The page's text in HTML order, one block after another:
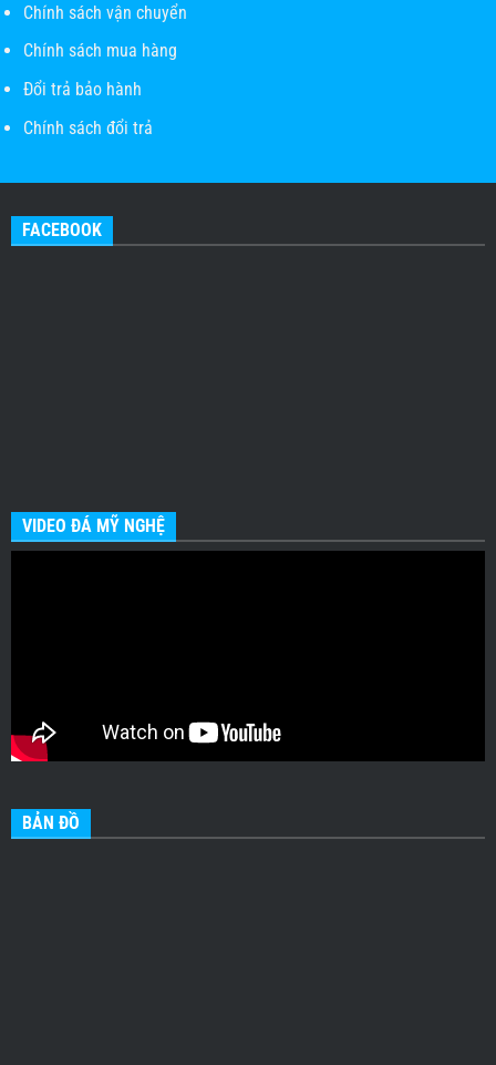
Chính sách vận chuyển
Chính sách mua hàng
Đổi trả bảo hành
Chính sách đổi trả
FACEBOOK
VIDEO ĐÁ MỸ NGHỆ
BẢN ĐỒ